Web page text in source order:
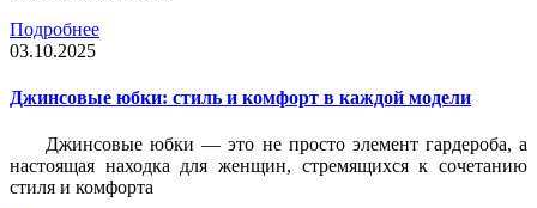
Подробнее
03.10.2025
Джинсовые юбки: стиль и комфорт в каждой модели
Джинсовые юбки — это не просто элемент гардероба, а
настоящая находка для женщин, стремящихся к сочетанию
стиля и комфорта